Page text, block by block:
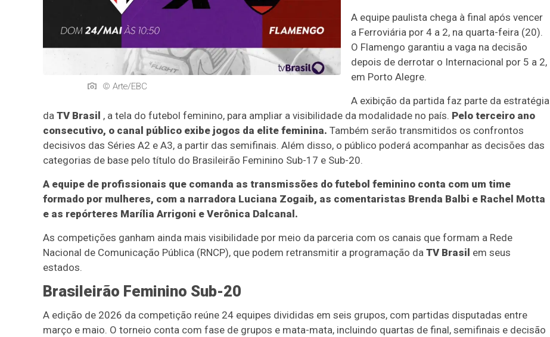
© Arte/EBC
A equipe paulista chega à final após vencer
a Ferroviária por 4 a 2, na quarta-feira (20).
O Flamengo garantiu a vaga na decisão
depois de derrotar o Internacional por 5 a 2,
em Porto Alegre.
A exibição da partida faz parte da estratégia
da TV Brasil , a tela do futebol feminino, para ampliar a visibilidade da modalidade no país. Pelo terceiro ano
consecutivo, o canal público exibe jogos da elite feminina. Também serão transmitidos os confrontos
decisivos das Séries A2 e A3, a partir das semifinais. Além disso, o público poderá acompanhar as decisões das
categorias de base pelo título do Brasileirão Feminino Sub-17 e Sub-20.
A equipe de profissionais que comanda as transmissões do futebol feminino conta com um time
formado por mulheres, com a narradora Luciana Zogaib, as comentaristas Brenda Balbi e Rachel Motta
e as repórteres Marília Arrigoni e Verônica Dalcanal.
As competições ganham ainda mais visibilidade por meio da parceria com os canais que formam a Rede
Nacional de Comunicação Pública (RNCP), que podem retransmitir a programação da TV Brasil em seus
estados.
Brasileirão Feminino Sub-20
A edição de 2026 da competição reúne 24 equipes divididas em seis grupos, com partidas disputadas entre
março e maio. O torneio conta com fase de grupos e mata-mata, incluindo quartas de final, semifinais e decisão